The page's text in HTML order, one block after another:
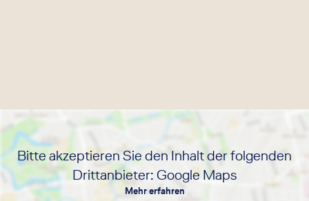
Bitte akzeptieren Sie den Inhalt der folgenden
Drittanbieter: Google Maps
Mehr erfahren